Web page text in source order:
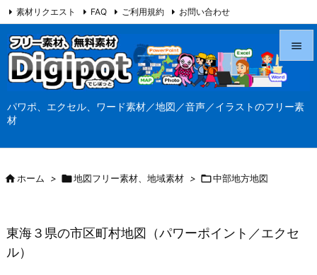
パワポ、エクセル、ワード素材／地図／音声／イラストのフリー素
材



検索
素材リクエスト FAQ ご利用規約 お問い合わせ
当サイト（Digipot.net）について
ホーム > 地図フリー素材、地域素材 > 中部地方地図
東海３県の市区町村地図（パワーポイント／エクセ
ル）